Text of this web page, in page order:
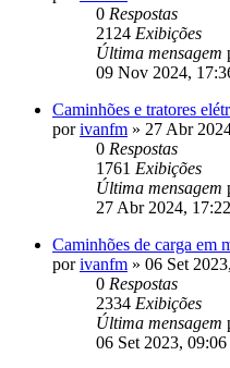
0 Respostas
2124 Exibições
Última mensagem
09 Nov 2024,
Caminhões e tratores
porivanfm » 27 Abr
0 Respostas
1761 Exibições
Última mensagem
27 Abr 2024, 17:22
Caminhões de carga em
porivanfm » 06 Set
0 Respostas
2334 Exibições
Última mensagem
06 Set 2023, 09:06